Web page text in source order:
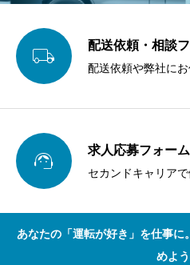
 配送依頼・相談
配送依頼や弊社に
 求人応募フォーム
セカンドキャリア
あなたの「運転が好き」を仕事に
めよう